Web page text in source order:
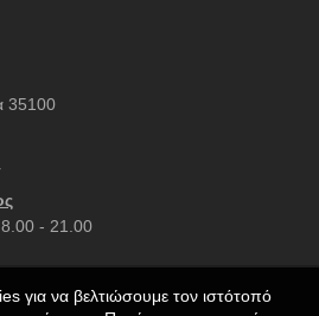
35100
- 21.00
για να βελτιώσουμε τον ιστότοπό